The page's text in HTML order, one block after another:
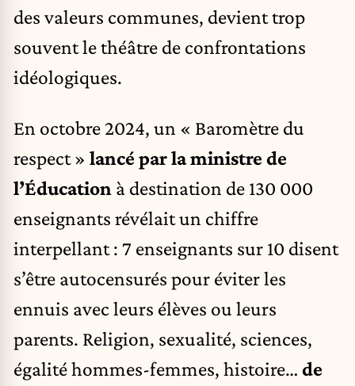
des valeurs communes, devient trop
souvent le théâtre de confrontations
idéologiques.
En octobre 2024, un « Baromètre du
respect » lancé par la ministre de
l’Éducation à destination de 130 000
enseignants révélait un chiffre
interpellant : 7 enseignants sur 10 disent
s’être autocensurés pour éviter les
ennuis avec leurs élèves ou leurs
parents. Religion, sexualité, sciences,
égalité hommes-femmes, histoire… de